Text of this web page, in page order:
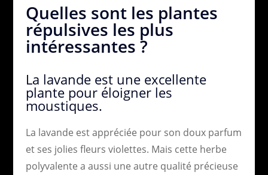
Quelles sont les plantes
répulsives les plus
intéressantes ?
La lavande est une excellente
plante pour éloigner les
moustiques.
La lavande est appréciée pour son doux parfum
et ses jolies fleurs violettes. Mais cette herbe
polyvalente a aussi une autre qualité précieuse